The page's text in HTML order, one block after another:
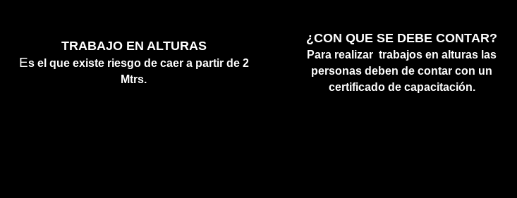
TRABAJO EN ALTURAS
Es el que existe riesgo de caer a partir de 2
Mtrs.
¿CON QUE SE DEBE CONTAR?
Para realizar trabajos en alturas las
personas deben de contar con un
certificado de capacitación.